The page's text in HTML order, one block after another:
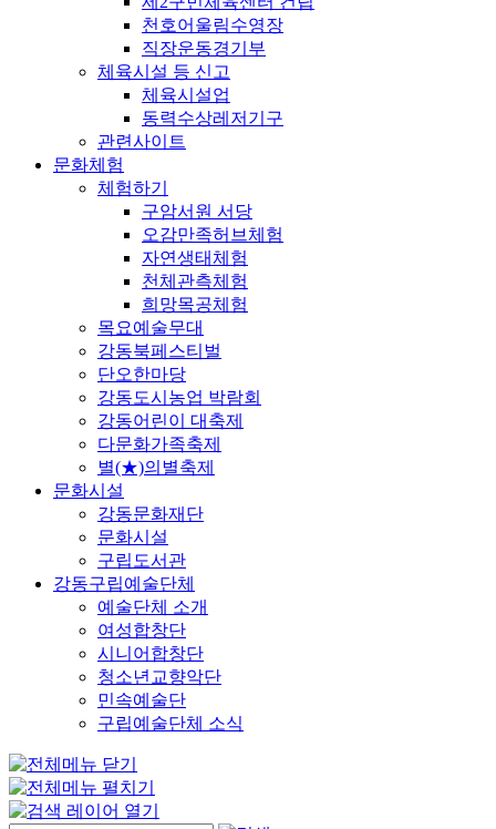
천호어울림수영장
직장운동경기부
체육시설 등 신고
체육시설업
동력수상레저기구
관련사이트
문화체험
체험하기
구암서원 서당
오감만족허브체험
자연생태체험
천체관측체험
희망목공체험
목요예술무대
강동북페스티벌
단오한마당
강동도시농업 박람회
강동어린이 대축제
다문화가족축제
별(★)의별축제
문화시설
강동문화재단
문화시설
구립도서관
강동구립예술단체
예술단체 소개
여성합창단
시니어합창단
청소년교향악단
민속예술단
구립예술단체 소식